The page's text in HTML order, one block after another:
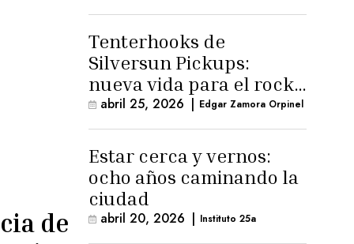
de
Tenterhooks de
Silversun Pickups:
nueva vida para el rock
alternativo
abril 25, 2026 | Edgar Zamora Orpinel
Estar cerca y vernos:
ocho años caminando la
ciudad
abril 20, 2026 | Instituto 25a